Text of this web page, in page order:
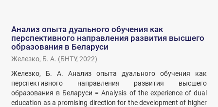
Анализ опыта дуального обучения как
перспективного направления развития высшего
образования в Беларуси
Железко, Б. А. (БНТУ,2022)
Железко, Б. А. Анализ опыта дуального обучения как
перспективного направления развития высшего
образования в Беларуси = Analysis of the experience of dual
education as a promising direction for the development of higher